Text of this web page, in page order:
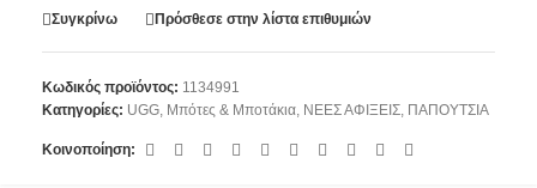
Συγκρίνω Πρόσθεσε στην λίστα επιθυμιών
Κωδικός προϊόντος: 1134991
Κατηγορίες: UGG Μπότες & Μποτάκια ΝΕΕΣ ΑΦΙΞΕΙΣ ΠΑΠΟΥΤΣΙΑ
Κοινοποίηση: